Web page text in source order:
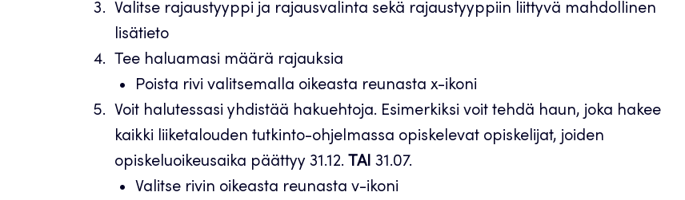
Valitse rajaustyyppi ja rajausvalinta sekä rajaustyyppiin liittyvä mahdollinen
lisätieto
Tee haluamasi määrä rajauksia
Poista rivi valitsemalla oikeasta reunasta x-ikoni
Voit halutessasi yhdistää hakuehtoja. Esimerkiksi voit tehdä haun, joka hakee
kaikki liiketalouden tutkinto-ohjelmassa opiskelevat opiskelijat, joiden
opiskeluoikeusaika päättyy 31.12. TAI 31.07.
Valitse rivin oikeasta reunasta v-ikoni